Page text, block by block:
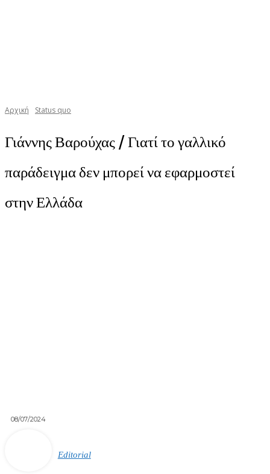
Αρχική Status quo
Γιάννης Βαρούχας / Γιατί το γαλλικό
παράδειγμα δεν μπορεί να εφαρμοστεί
στην Ελλάδα
08/07/2024
Editorial